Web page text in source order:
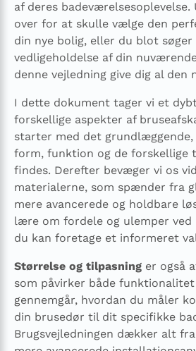
af deres badeværelsesoplevelse.
over for at skulle vælge den
din nye bolig, eller du blot
vedligeholdelse af din
denne vejledning give dig al den
I dette dokument tager vi et
forskellige aspekter af
starter med det grundlæggende,
form, funktion og de forskellige
findes. Derefter bevæger vi os
materialerne, som spænder fra
mere avancerede og holdbare
lære om fordele og ulemper ved
du kan foretage et informeret
Størrelse og tilpasning er også
som påvirker både
gennemgår, hvordan du måler
din brusedør til dit specifikke
Brugsvejledningen dækker alt